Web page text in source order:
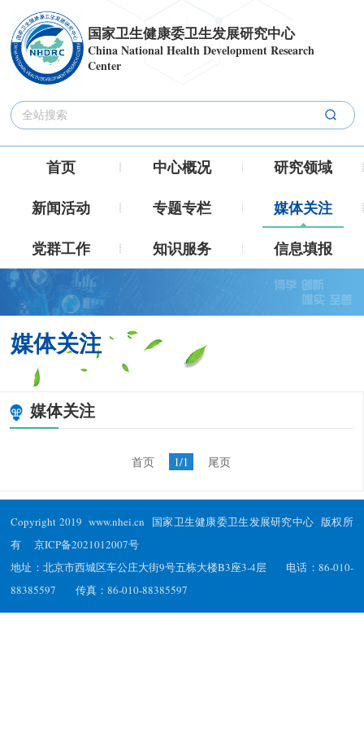
国家卫生健康委卫生发展研究中心
China National Health Development Research
Center
首页 中心概况
研究领域
新闻活动
专题专栏
媒体关注
党群工作
知识服务 信息填报
媒体关注
媒体关注
首页 1/1 尾页
Copyright 2019 www.nhei.cn 国家卫生健康委卫生发展研究中心 版权所
有京ICP备2021012007号
地址：北京市西城区车公庄大街9号五栋大楼B3座3-4层 电话：86-010-
88385597 传真：86-010-88385597